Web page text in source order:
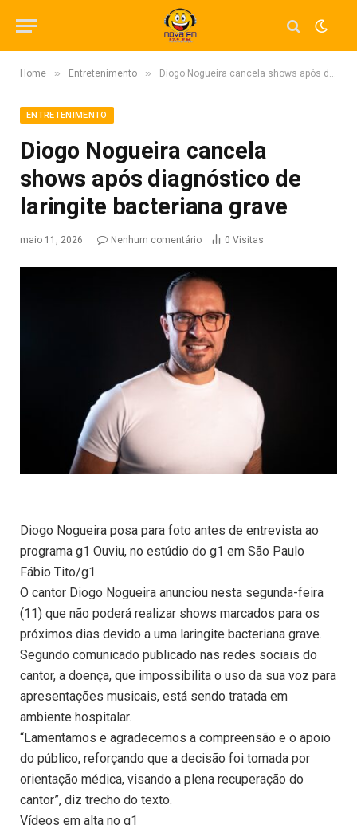
Home » Entretenimento » Diogo Nogueira cancela shows após diagnóstico de laringite bacteriana grave
ENTRETENIMENTO
Diogo Nogueira cancela
shows após diagnóstico de
laringite bacteriana grave
maio 11, 2026 Nenhum comentário 0 Visitas
Diogo Nogueira posa para foto antes de entrevista ao
programa g1 Ouviu, no estúdio do g1 em São Paulo
Fábio Tito/g1
O cantor Diogo Nogueira anunciou nesta segunda-feira
(11) que não poderá realizar shows marcados para os
próximos dias devido a uma laringite bacteriana grave.
Segundo comunicado publicado nas redes sociais do
cantor, a doença, que impossibilita o uso da sua voz para
apresentações musicais, está sendo tratada em
ambiente hospitalar.
“Lamentamos e agradecemos a compreensão e o apoio
do público, reforçando que a decisão foi tomada por
orientação médica, visando a plena recuperação do
cantor”, diz trecho do texto.
Vídeos em alta no g1